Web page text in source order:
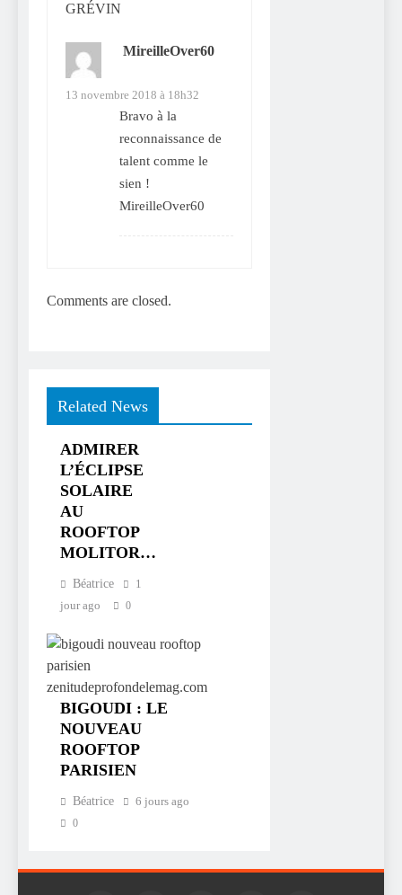
GRÉVIN
MireilleOver60
dit :
13 novembre 2018 à 18h32
Bravo à la
reconnaissance de
talent comme le
sien !
MireilleOver60
Comments are closed.
Related News
ADMIRER
L’ÉCLIPSE
SOLAIRE
AU
ROOFTOP
MOLITOR…
Béatrice
1
jour ago
0
BIGOUDI : LE
NOUVEAU
ROOFTOP
PARISIEN
Béatrice 6 jours ago
0